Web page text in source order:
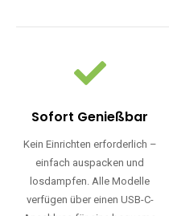
Sofort Genießbar
Kein Einrichten erforderlich –
einfach auspacken und
losdampfen. Alle Modelle
verfügen über einen USB-C-